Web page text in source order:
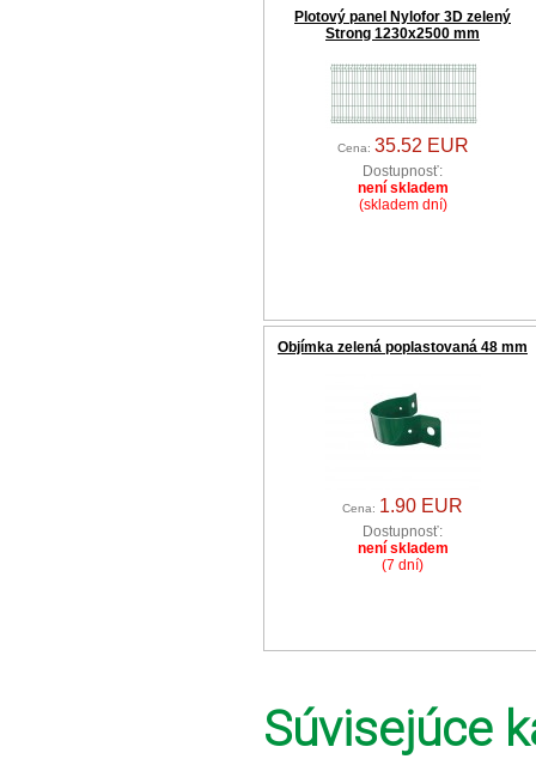
Plotový panel Nylofor 3D zelený
Strong 1230x2500 mm
Cena: 35.52 EUR
Dostupnosť:
není skladem
(skladem dní)
Objímka zelená poplastovaná 48 mm
Cena: 1.90 EUR
Dostupnosť:
není skladem
(7 dní)
Súvisejúce